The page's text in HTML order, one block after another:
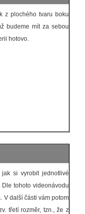
z plochého tvaru boku
budeme mít za sebou
hotovo.
si vyrobit jednotlivé
tohoto videonávodu
V další části vám potom
třetí rozměr, tzn., že z